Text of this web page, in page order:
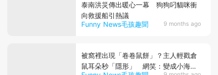
Funny News毛孩趣聞 9 months ago
泰南洪災傳出暖心一幕 狗狗叼貓咪衝
向救援船引熱議
被窩裡出現「卷卷鼠餅」？主人輕戳倉
鼠耳朵秒「隱形」 網笑：變成小海豹